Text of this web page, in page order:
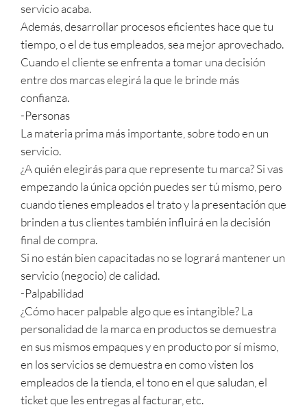
servicio acaba.
Además, desarrollar procesos eficientes hace que tu
tiempo, o el de tus empleados, sea mejor aprovechado.
Cuando el cliente se enfrenta a tomar una decisión
entre dos marcas elegirá la que le brinde más
confianza.
-Personas
La materia prima más importante, sobre todo en un
servicio.
¿A quién elegirás para que represente tu marca? Si vas
empezando la única opción puedes ser tú mismo, pero
cuando tienes empleados el trato y la presentación que
brinden a tus clientes también influirá en la decisión
final de compra.
Si no están bien capacitadas no se logrará mantener un
servicio (negocio) de calidad.
-Palpabilidad
¿Cómo hacer palpable algo que es intangible? La
personalidad de la marca en productos se demuestra
en sus mismos empaques y en producto por sí mismo,
en los servicios se demuestra en como visten los
empleados de la tienda, el tono en el que saludan, el
ticket que les entregas al facturar, etc.